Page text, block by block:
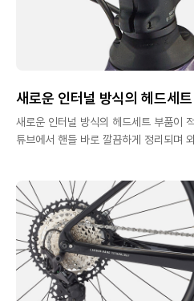
새로운 인터널 방식의 헤드세
새로운 인터널 방식의 헤드세트 부품이
튜브에서 핸들 바로 깔끔하게 정리되며